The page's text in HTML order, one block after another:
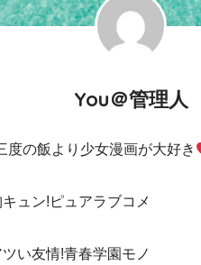
You＠管理人
度の飯より少女漫画が大好き
ュン!ピュアラブコメ
い友情!青春学園モノ